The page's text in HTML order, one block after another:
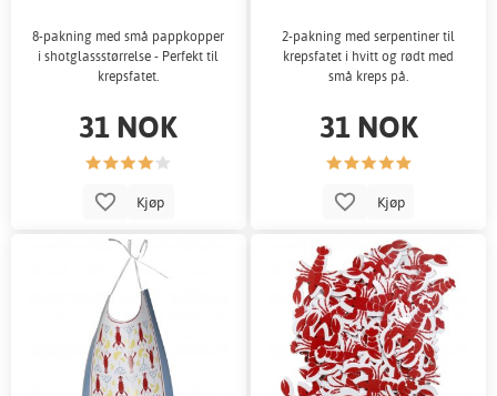
8-pakning med små pappkopper
i shotglassstørrelse - Perfekt til
krepsfatet.
31 NOK
Kjøp
2-pakning med serpentiner til
krepsfatet i hvitt og rødt med
små kreps på.
31 NOK
Kjøp